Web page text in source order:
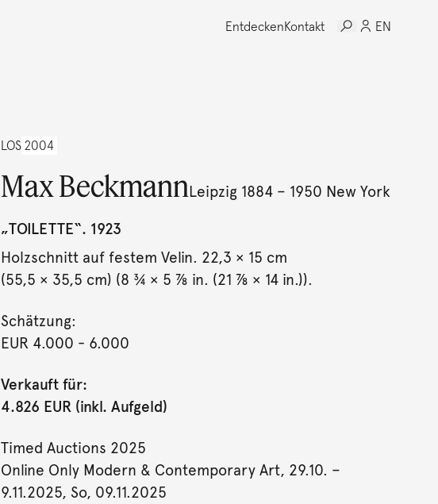
EntdeckenKontakt EN
LOS 2004
Max BeckmannLeipzig 1884 – 1950 New York
„TOILETTE“. 1923
Holzschnitt auf festem Velin. 22,3 × 15 cm
(55,5 × 35,5 cm) (8 ¾ × 5 ⅞ in. (21 ⅞ × 14 in.)).
Schätzung:
EUR 4.000 - 6.000
Verkauft für:
4.826 EUR (inkl. Aufgeld)
Timed Auctions 2025
Online Only Modern & Contemporary Art, 29.10. –
9.11.2025, So, 09.11.2025